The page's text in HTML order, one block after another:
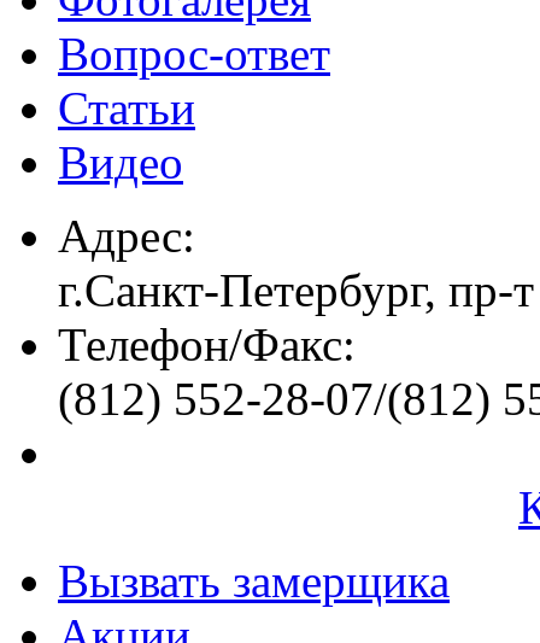
Вопрос-ответ
Статьи
Видео
Адрес:
г.Санкт-Петербург, пр-
Телефон/Факс:
(812) 552-28-07/(812)
Вызвать замерщика